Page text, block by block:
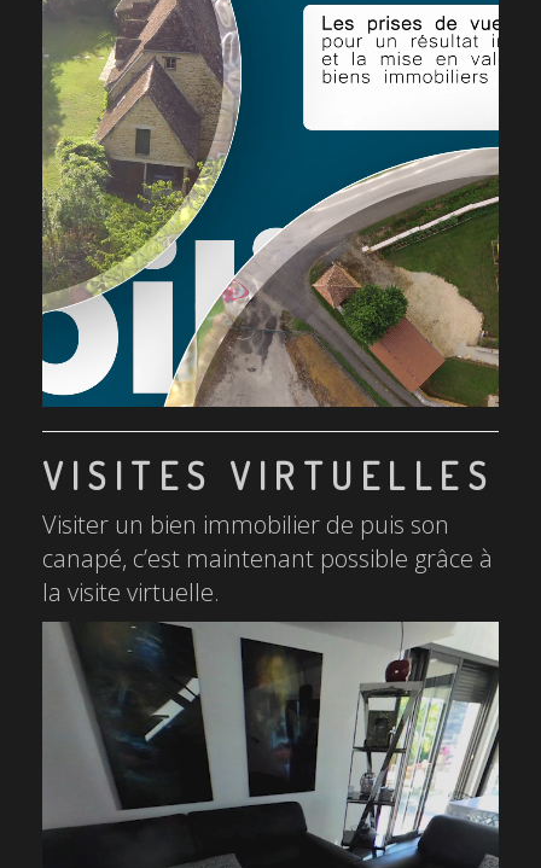
VISITES VIRTUELLES
Visiter un bien immobilier de puis son
canapé, c’est maintenant possible grâce à
la visite virtuelle.